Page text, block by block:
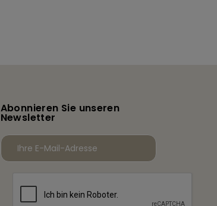
Abonnieren Sie unseren
Newsletter